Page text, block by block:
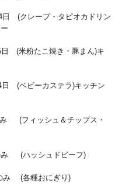
ープ・タピオカドリン
こ焼き・豚まん)キ
カステラ)キッチン
ッシュ＆チップス・
ッシュドビーフ)
(各種おにぎり)